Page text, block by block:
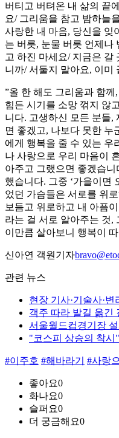
버티고 버텨온 내 삶의 끝
요/ 그리움을 참고 밤하늘
사랑한 내 마음, 당신을 잊
는 버릇, 눈물 버릇 언제나
고 하진 마세요/ 지금은 갈
니까/ 서둘지 말아요, 이미
”올 한 해도 그리움과 함
힘든 시기를 소망 꺾지 않
니다. 고생하신 모든 분들,
면 좋겠고, 나보다 못한 누
에게 행복을 줄 수 있는 우
나 사랑으로 우리 마음이
아주고 그랬으면 좋겠습
했습니다. 그중 ‘가을이면
었던 가슴들은 서로를 위
보듬고 위로하고 내 아픔
라는 걸 서로 알아주는 것,
이만큼 살아보니 행복이
신아연 객원기자
관련 뉴스
현장 기사·기술사·
객주 따라 발길 옮긴
서울월드컵경기장
"코스피 상승의 착
#이주호 #해바라기 #사랑
좋아요0
화나요0
슬퍼요0
더 궁금해요0